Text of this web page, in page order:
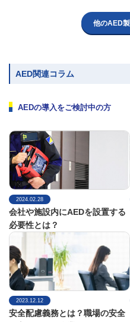
他のAED
AED関連コラム
AEDの導入をご検討中の方
2024.02.28
会社や施設内にAEDを設置する
必要性とは？
2023.12.12
安全配慮義務とは？職場の安全